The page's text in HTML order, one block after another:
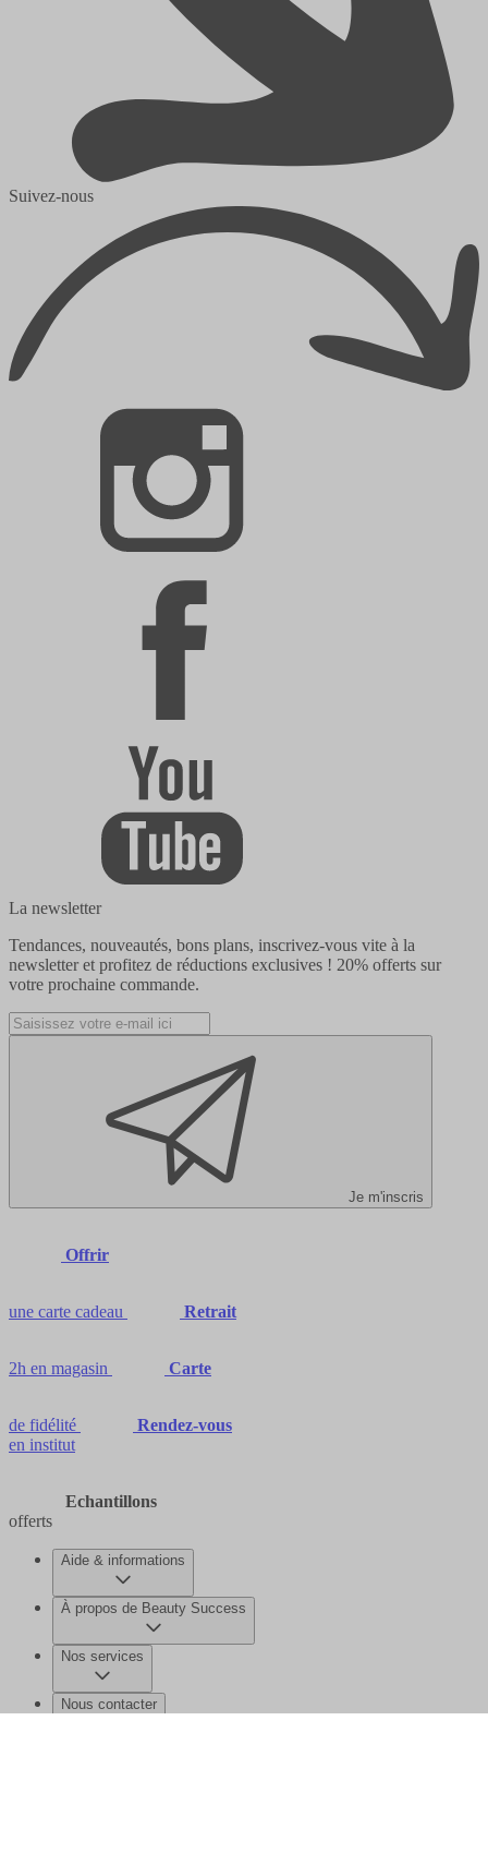
Suivez-nous
La newsletter
Tendances, nouveautés, bons plans, inscrivez-vous vite à la
newsletter et profitez de réductions exclusives ! 20% offerts sur
votre prochaine commande.
Je m'inscris
Offrir
une carte cadeau Retrait
2h en magasin Carte
de fidélité
Rendez-vous
en institut
Echantillons
offerts
Aide & informations
À propos de Beauty Success
Nos services
Nous contacter